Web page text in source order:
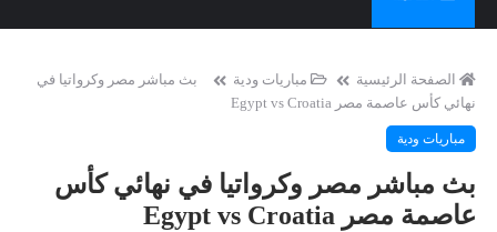
الصفحة الرئيسية مباريات ودية
بث مباشر مصر وكرواتيا في
نهائي كأس عاصمة مصر Egypt vs Croatia
مباريات ودية
بث مباشر مصر وكرواتيا في نهائي كأس
عاصمة مصر Egypt vs Croatia